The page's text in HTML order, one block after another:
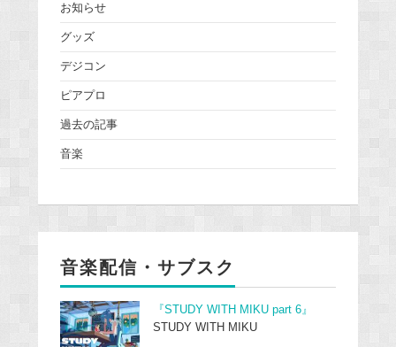
お知らせ
グッズ
デジコン
ピアプロ
過去の記事
音楽
音楽配信・サブスク
『STUDY WITH MIKU part 6』
STUDY WITH MIKU